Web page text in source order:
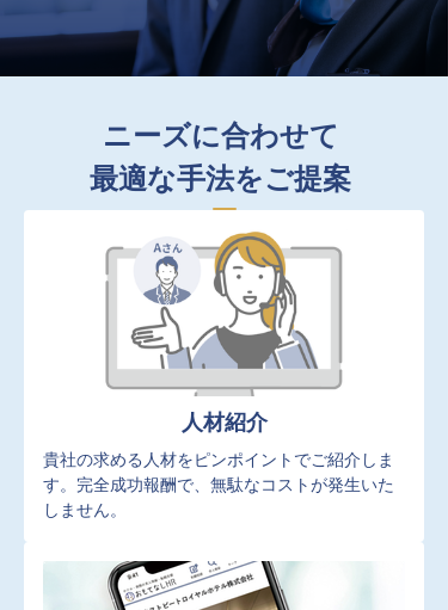
ニーズに合わせて
最適な手法をご提案
人材紹介
貴社の求める人材をピンポイントでご紹介しま
す。完全成功報酬で、無駄なコストが発生いた
しません。